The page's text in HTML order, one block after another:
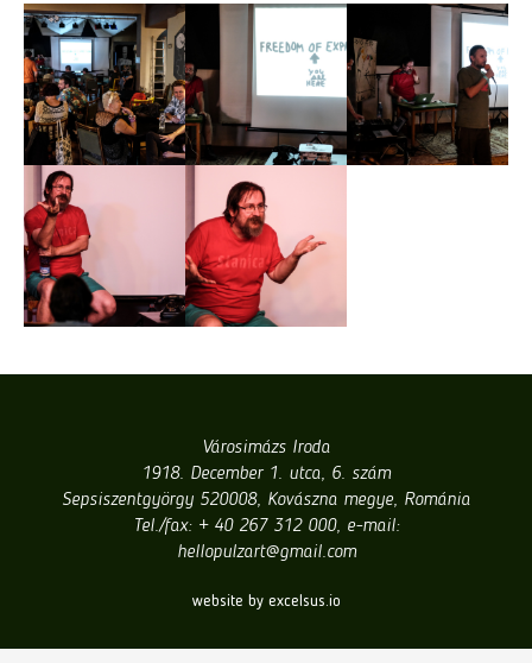
Városimázs Iroda
1918. December 1. utca, 6. szám
Sepsiszentgyörgy 520008, Kovászna megye, Románia
Tel./fax: + 40 267 312 000, e-mail:
hellopulzart@gmail.com
website by excelsus.io